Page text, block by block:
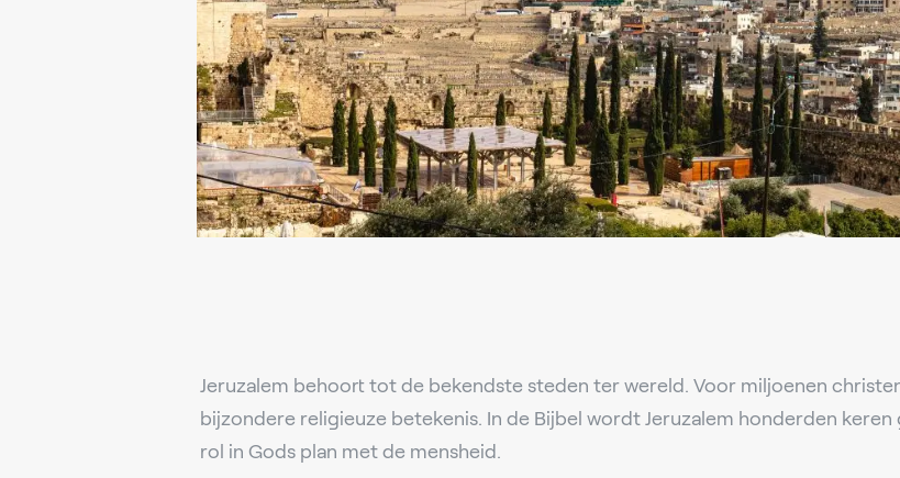
Jeruzalem behoort tot de bekendste steden ter wereld. Voor miljoenen
bijzondere religieuze betekenis. In de Bijbel wordt Jeruzalem honderden
rol in Gods plan met de mensheid.